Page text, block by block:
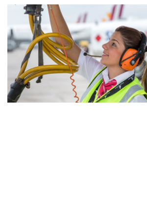
navigate
and
interact
with
the
content.